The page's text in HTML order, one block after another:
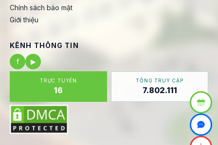
Chính sách bảo mật
Giới thiệu
KÊNH THÔNG TIN
f
▶
TRỰC TUYẾN
16
TỔNG TRUY CẬP
7.802.111